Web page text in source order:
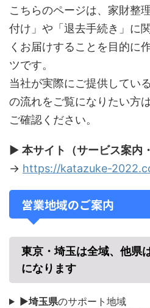
こちらのページは、家財整
付け」や「退去手続き」に
くお届けすることを目的に
ツです。
当社が実際にご提供してい
の流れをご覧になりたい方
ご確認ください。
▶ 本サイト（サービス案内
→ https://katazuke-
営業地域のご案内
東京・埼玉は全域、他県
になります
▶埼玉県のサポート地域